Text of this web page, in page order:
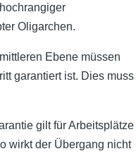
Oligarchen.
Ebene müssen
garantiert ist. Dies muss
gilt für Arbeitsplätze
wirkt der Übergang nicht